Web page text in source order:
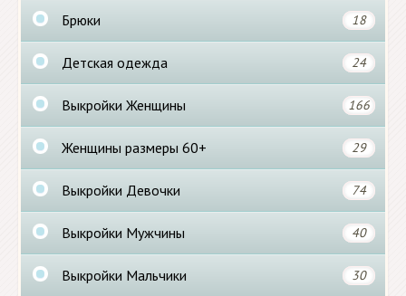
Брюки 18
Детская одежда 24
Выкройки Женщины 166
Женщины размеры 60+ 29
Выкройки Девочки 74
Выкройки Мужчины 40
Выкройки Мальчики 30